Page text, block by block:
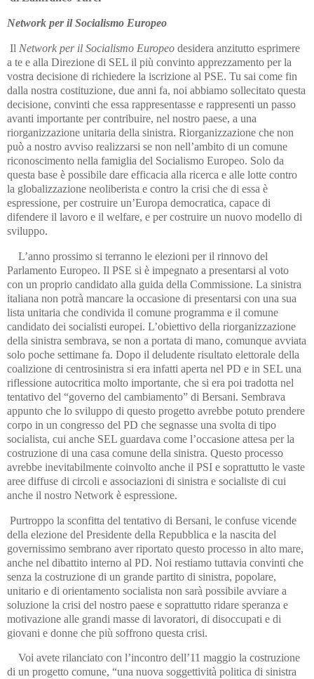
Network per il Socialismo Europeo
Il Network per il Socialismo Europeo desidera anzitutto esprimere
a te e alla Direzione di SEL il più convinto apprezzamento per la
vostra decisione di richiedere la iscrizione al PSE. Tu sai come fin
dalla nostra costituzione, due anni fa, noi abbiamo sollecitato questa
decisione, convinti che essa rappresentasse e rappresenti un passo
avanti importante per contribuire, nel nostro paese, a una
riorganizzazione unitaria della sinistra. Riorganizzazione che non
può a nostro avviso realizzarsi se non nell’ambito di un comune
riconoscimento nella famiglia del Socialismo Europeo. Solo da
questa base è possibile dare efficacia alla ricerca e alle lotte contro
la globalizzazione neoliberista e contro la crisi che di essa è
espressione, per costruire un’Europa democratica, capace di
difendere il lavoro e il welfare, e per costruire un nuovo modello di
sviluppo.
L’anno prossimo si terranno le elezioni per il rinnovo del
Parlamento Europeo. Il PSE si è impegnato a presentarsi al voto
con un proprio candidato alla guida della Commissione. La sinistra
italiana non potrà mancare la occasione di presentarsi con una sua
lista unitaria che condivida il comune programma e il comune
candidato dei socialisti europei. L’obiettivo della riorganizzazione
della sinistra sembrava, se non a portata di mano, comunque avviata
solo poche settimane fa. Dopo il deludente risultato elettorale della
coalizione di centrosinistra si era infatti aperta nel PD e in SEL una
riflessione autocritica molto importante, che si era poi tradotta nel
tentativo del “governo del cambiamento” di Bersani. Sembrava
appunto che lo sviluppo di questo progetto avrebbe potuto prendere
corpo in un congresso del PD che segnasse una svolta di tipo
socialista, cui anche SEL guardava come l’occasione attesa per la
costruzione di una casa comune della sinistra. Questo processo
avrebbe inevitabilmente coinvolto anche il PSI e soprattutto le vaste
aree diffuse di circoli e associazioni di sinistra e socialiste di cui
anche il nostro Network è espressione.
Purtroppo la sconfitta del tentativo di Bersani, le confuse vicende
della elezione del Presidente della Repubblica e la nascita del
governissimo sembrano aver riportato questo processo in alto mare,
anche nel dibattito interno al PD. Noi restiamo tuttavia convinti che
senza la costruzione di un grande partito di sinistra, popolare,
unitario e di orientamento socialista non sarà possibile avviare a
soluzione la crisi del nostro paese e soprattutto ridare speranza e
motivazione alle grandi masse di lavoratori, di disoccupati e di
giovani e donne che più soffrono questa crisi.
Voi avete rilanciato con l’incontro dell’11 maggio la costruzione
di un progetto comune, “una nuova soggettività politica di sinistra